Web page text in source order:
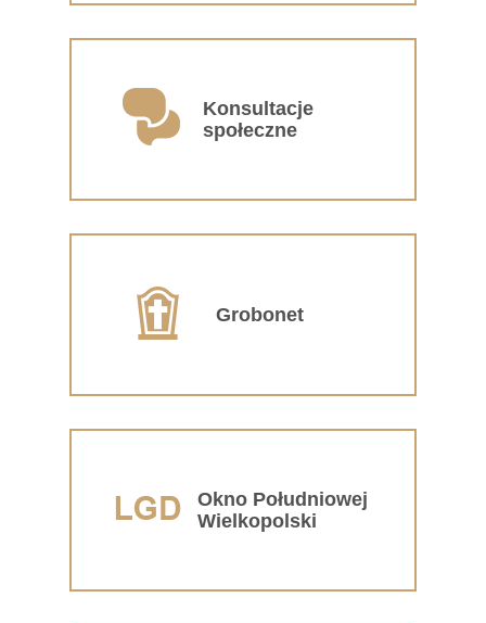
Konsultacje
społeczne
Grobonet
Okno Południowej
Wielkopolski